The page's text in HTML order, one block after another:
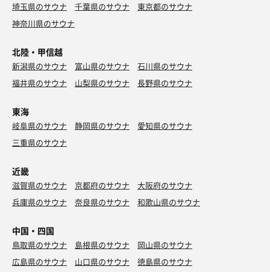
花椒で汗だく🔥
埼玉県のサウナ
千葉県のサウナ
東京都のサウナ
神奈川県のサウナ
北陸・甲信越
新潟県のサウナ 富山県のサウナ
石川県のサウナ
福井県のサウナ
山梨県のサウナ 長野県のサウナ
東海
岐阜県のサウナ 静岡県のサウナ
愛知県のサウナ
三重県のサウナ
近畿
滋賀県のサウナ 京都府のサウナ
大阪府のサウナ
兵庫県のサウナ
奈良県のサウナ 和歌山県のサウナ
中国・四国
鳥取県のサウナ 島根県のサウナ
岡山県のサウナ
広島県のサウナ
山口県のサウナ
徳島県のサウナ